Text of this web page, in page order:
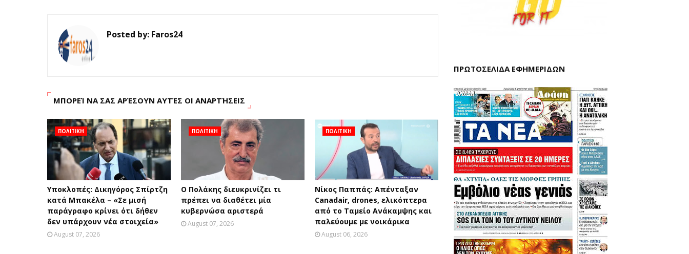
Posted by: Faros24
ΜΠΟΡΕΊ ΝΑ ΣΑΣ ΑΡΈΣΟΥΝ ΑΥΤΈΣ ΟΙ ΑΝΑΡΤΉΣΕΙΣ
ΠΟΛΙΤΙΚΗ
Υποκλοπές: Δικηγόρος Σπίρτζη
κατά Μπακέλα – «Σε μισή
παράγραφο κρίνει ότι δήθεν
δεν υπάρχουν νέα στοιχεία»
August 07, 2026
ΠΟΛΙΤΙΚΗ
Ο Πολάκης διευκρινίζει τι
πρέπει να διαθέτει μία
κυβερνώσα αριστερά
August 07, 2026
ΠΟΛΙΤΙΚΗ
Νίκος Παππάς: Απένταξαν
Canadair, drones, ελικόπτερα
από το Ταμείο Ανάκαμψης και
παλεύουμε με νοικάρικα
August 06, 2026
ΠΡΩΤΟΣΕΛΙΔΑ ΕΦΗΜΕΡΙΔΩΝ